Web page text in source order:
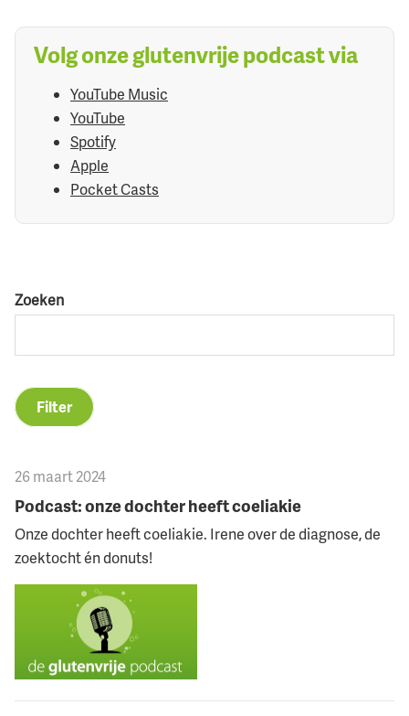
Volg onze glutenvrije podcast via
YouTube Music
YouTube
Spotify
Apple
Pocket Casts
Zoeken
Filter
26 maart 2024
Podcast: onze dochter heeft coeliakie
Onze dochter heeft coeliakie. Irene over de diagnose, de
zoektocht én donuts!